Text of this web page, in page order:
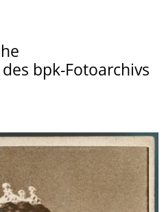
bpk-Fotoarchivs